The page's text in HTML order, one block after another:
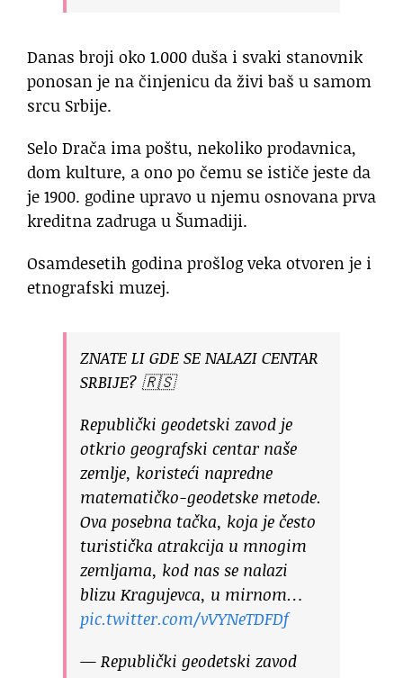
Danas broji oko 1.000 duša i svaki stanovnik
ponosan je na činjenicu da živi baš u samom
srcu Srbije.
Selo Drača ima poštu, nekoliko prodavnica,
dom kulture, a ono po čemu se ističe jeste da
je 1900. godine upravo u njemu osnovana prva
kreditna zadruga u Šumadiji.
Osamdesetih godina prošlog veka otvoren je i
etnografski muzej.
ZNATE LI GDE SE NALAZI CENTAR
SRBIJE? 🇷🇸
Republički geodetski zavod je
otkrio geografski centar naše
zemlje, koristeći napredne
matematičko-geodetske metode.
Ova posebna tačka, koja je često
turistička atrakcija u mnogim
zemljama, kod nas se nalazi
blizu Kragujevca, u mirnom…
pic.twitter.com/vVYNeTDFDf
— Republički geodetski zavod